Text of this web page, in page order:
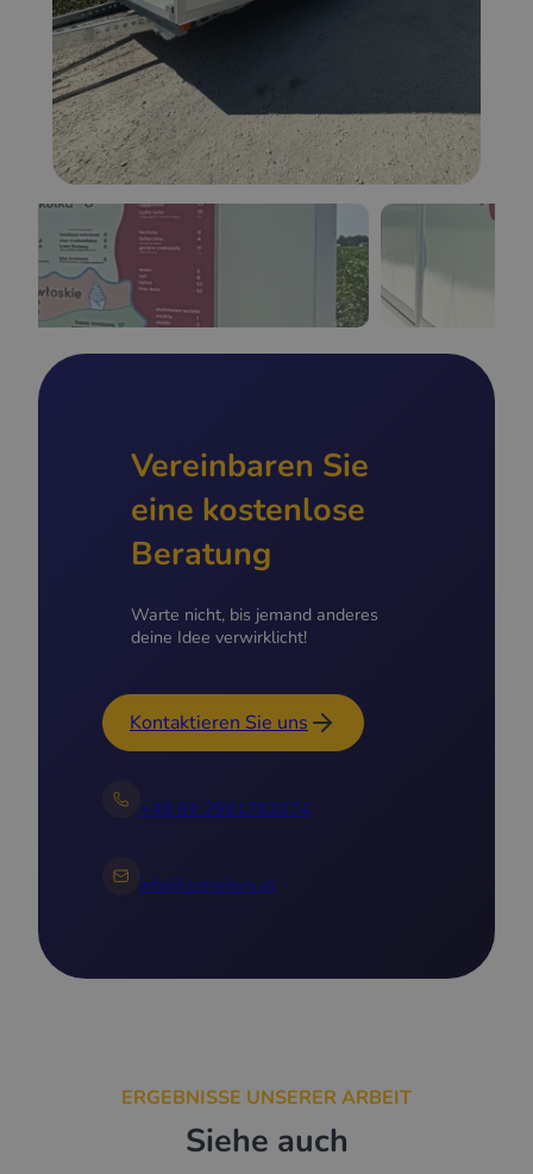
Vereinbaren Sie
eine kostenlose
Beratung
Warte nicht, bis jemand anderes
deine Idee verwirklicht!
Kontaktieren Sie uns
+49 69 2991782074
info@zptrailers.pl
ERGEBNISSE UNSERER ARBEIT
Siehe auch